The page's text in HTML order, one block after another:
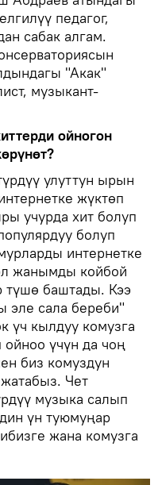
педагог,
сабак алгам.
"Акак"
музыкант-
ойногон
улуттун ырын
жүктөп
учурда хит болуп
болуп
интернетке
жанымды койбой
түшө баштады. Кээ
эле сала береби"
үч кылдуу комузга
үчүн да чоң
биз комуздун
Чет
музыка салып
үн туюмуңар
жана комузга